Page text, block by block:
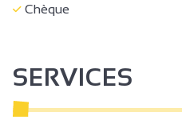
Chèque
SERVICES